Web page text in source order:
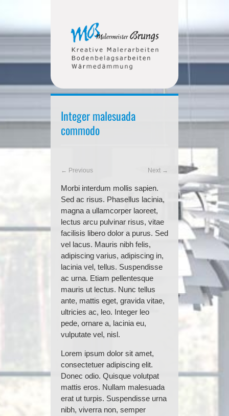
Integer malesuada
commodo
← Previous Next →
Morbi interdum mollis sapien.
Sed ac risus. Phasellus lacinia,
magna a ullamcorper laoreet,
lectus arcu pulvinar risus, vitae
facilisis libero dolor a purus. Sed
vel lacus. Mauris nibh felis,
adipiscing varius, adipiscing in,
lacinia vel, tellus. Suspendisse
ac urna. Etiam pellentesque
mauris ut lectus. Nunc tellus
ante, mattis eget, gravida vitae,
ultricies ac, leo. Integer leo
pede, ornare a, lacinia eu,
vulputate vel, nisl.
Lorem ipsum dolor sit amet,
consectetuer adipiscing elit.
Donec odio. Quisque volutpat
mattis eros. Nullam malesuada
erat ut turpis. Suspendisse urna
nibh, viverra non, semper